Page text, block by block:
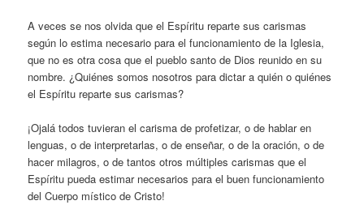
A veces se nos olvida que el Espíritu reparte sus carismas
según lo estima necesario para el funcionamiento de la Iglesia,
que no es otra cosa que el pueblo santo de Dios reunido en su
nombre. ¿Quiénes somos nosotros para dictar a quién o quiénes
el Espíritu reparte sus carismas?
¡Ojalá todos tuvieran el carisma de profetizar, o de hablar en
lenguas, o de interpretarlas, o de enseñar, o de la oración, o de
hacer milagros, o de tantos otros múltiples carismas que el
Espíritu pueda estimar necesarios para el buen funcionamiento
del Cuerpo místico de Cristo!